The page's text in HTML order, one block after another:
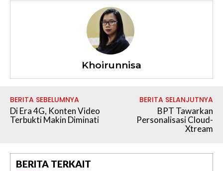
Khoirunnisa
BERITA SEBELUMNYA
Di Era 4G, Konten Video
Terbukti Makin Diminati
BERITA SELANJUTNYA
BPT Tawarkan
Personalisasi Cloud-
Xtream
BERITA TERKAIT